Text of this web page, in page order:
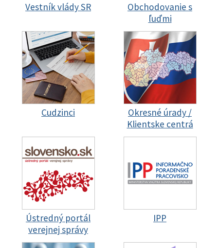
Vestník vlády SR
Obchodovanie s
ľuďmi
Cudzinci
Okresné úrady /
Klientske centrá
Ústredný portál
verejnej správy
IPP